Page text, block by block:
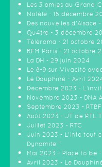
Les 3 amies au Grand
Notélé - 16 décembre
Des nouvelles d'Alsace
Qu4tre - 3 décembre
Télérama - 21 octobre
BFM Paris - 21 octobre
La DH - 29 juin 2024
Le 8-9 sur Vivacité
Le Dauphiné - Avril
Décembre 2023 -
Novembre 2023 - DNA
Septembre 2023 -
Août 2023 - JT de RTL
Juillet 2023 - RTC
Juin 2023 - L'info tout
Dynamite "
Mai 2023 - Place to be -
Avril 2023 - Le